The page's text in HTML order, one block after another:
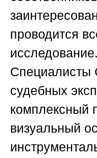
проводится
исследование.
Специалисты
судебных
комплексный
визуальный